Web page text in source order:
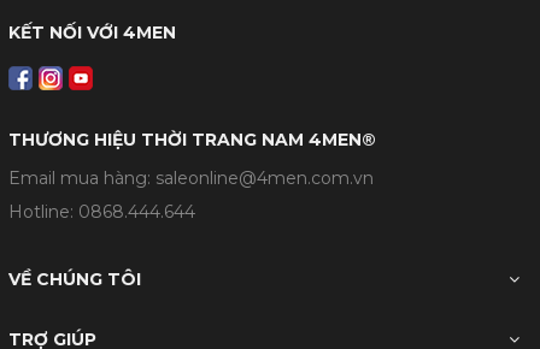
KẾT NỐI VỚI 4MEN
THƯƠNG HIỆU THỜI TRANG NAM 4MEN®
Email mua hàng: saleonline@4men.com.vn
Hotline: 0868.444.644
VỀ CHÚNG TÔI
TRỢ GIÚP